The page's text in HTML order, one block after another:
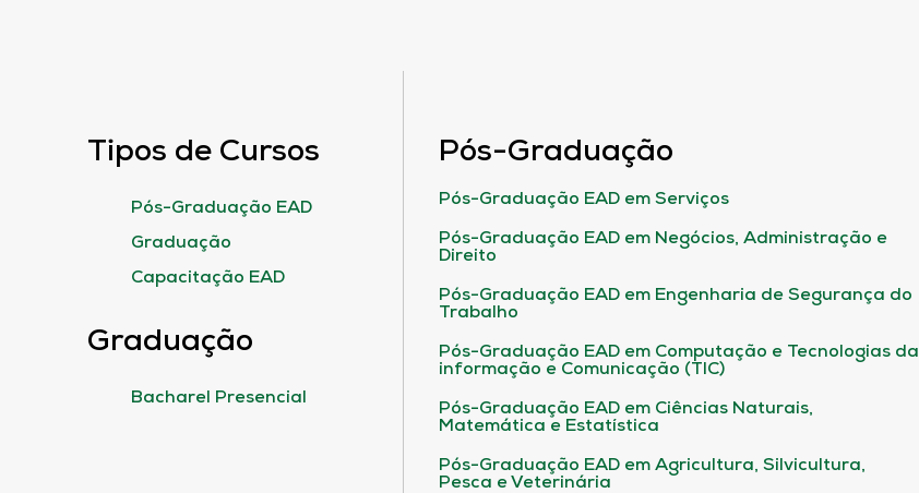
Tipos de Cursos
Pós-Graduação EAD
Graduação
Capacitação EAD
Graduação
Bacharel Presencial
Pós-Graduação
Pós-Graduação EAD em Serviços
Pós-Graduação EAD em Negócios, Administração e
Direito
Pós-Graduação EAD em Engenharia de Segurança do
Trabalho
Pós-Graduação EAD em Computação e Tecnologias da
informação e Comunicação (TIC)
Pós-Graduação EAD em Ciências Naturais,
Matemática e Estatística
Pós-Graduação EAD em Agricultura, Silvicultura,
Pesca e Veterinária